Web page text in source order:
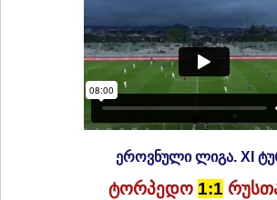
ეროვნული ლიგა. XI
ტორპედო 1:1